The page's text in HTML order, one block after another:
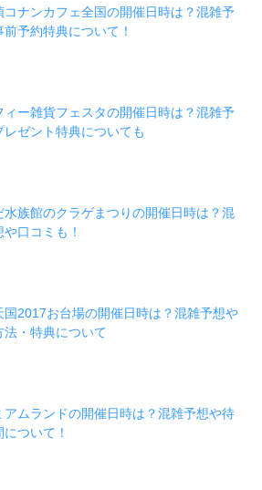
コナンカフェ全国の開催日時は？混雑予
前予約特典について！
ィー雑貨フェスタの開催日時は？混雑予
レゼント特典についても
水族館のクラゲまつりの開催日時は？混
や口コミも！
国2017お台場の開催日時は？混雑予想や
法・特典について
アムランドの開催日時は？混雑予想や待
について！